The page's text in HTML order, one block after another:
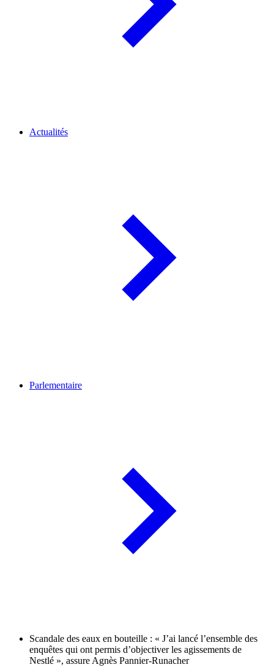
Actualités
Parlementaire
Scandale des eaux en bouteille : « J’ai lancé l’ensemble des
enquêtes qui ont permis d’objectiver les agissements de
Nestlé », assure Agnès Pannier-Runacher